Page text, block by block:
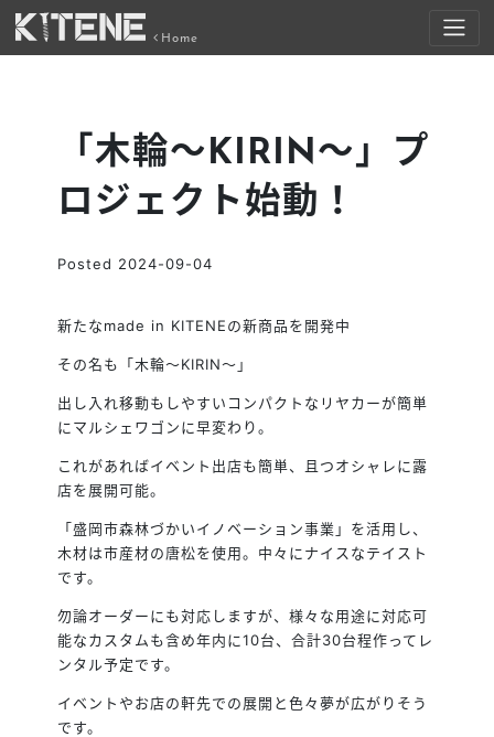
Home
「木輪～KIRIN～」プ
ロジェクト始動！
Posted 2024-09-04
新たなmade in KITENEの新商品を開発中
その名も「木輪～KIRIN～」
出し入れ移動もしやすいコンパクトなリヤカーが簡単
にマルシェワゴンに早変わり。
これがあればイベント出店も簡単、且つオシャレに露
店を展開可能。
「盛岡市森林づかいイノベーション事業」を活用し、
木材は市産材の唐松を使用。中々にナイスなテイスト
です。
勿論オーダーにも対応しますが、様々な用途に対応可
能なカスタムも含め年内に10台、合計30台程作ってレ
ンタル予定です。
イベントやお店の軒先での展開と色々夢が広がりそう
です。